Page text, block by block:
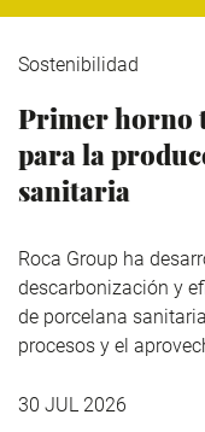
Sostenibilidad
Primer horno
para la
sanitaria
Roca Group ha
descarbonización y
de porcelana
procesos y el
30 JUL 2026